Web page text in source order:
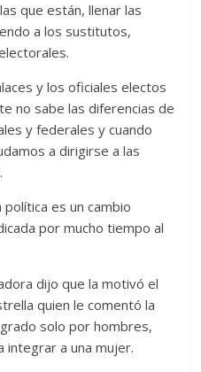
que están, llenar las
a los sustitutos,
y los oficiales electos
no sabe las diferencias de
y federales y cuando
a dirigirse a las
es un cambio
por mucho tiempo al
dijo que la motivó el
quien le comentó la
solo por hombres,
integrar a una mujer.